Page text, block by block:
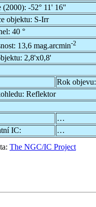
(2000): -52° 11' 16"
objektu: S-Irr
40 °
13,6 mag.arcmin-2
2,8'x0,8'
Rok objevu:
Reflektor
…
IC:
…
The NGC/IC Project